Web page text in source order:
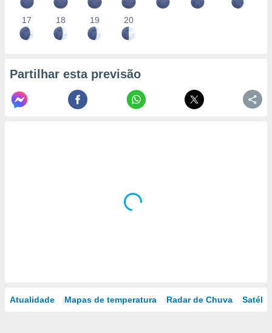
17 18 19 20
Partilhar esta previsão
Atualidade Mapas de temperatura Radar de Chuva